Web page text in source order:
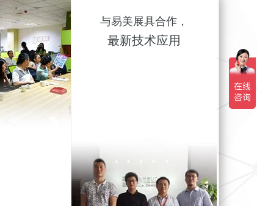
与易美展具合作，
最新技术应用